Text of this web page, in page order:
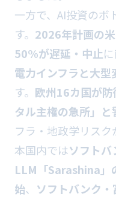
一方で、AI投資のボ
す。 2026年計画の
50%が遅延・中止
電力インフラと大型
す。 欧州16カ国が
タル主権の急所」と
フラ・地政学リス
本国内ではソフト
LLM「Sarashina」
始、 ソフトバンク